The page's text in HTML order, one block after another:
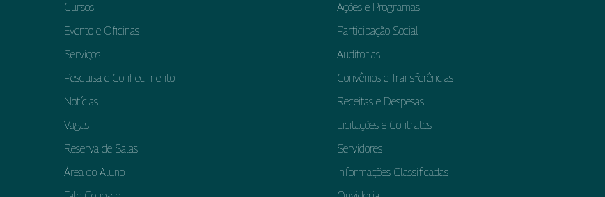
Cursos
Evento e Oficinas
Serviços
Pesquisa e Conhecimento
Notícias
Vagas
Reserva de Salas
Área do Aluno
Ações e Programas
Participação Social
Auditorias
Convênios e Transferências
Receitas e Despesas
Licitações e Contratos
Servidores
Informações Classificadas